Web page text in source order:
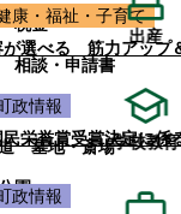
税金
相談・申請書
ごみ
墓地・斎場
園
康・福祉・子育て
が選べる 筋力アップ
政情報
栄誉賞受賞決定に係
政情報
出産
学校教育